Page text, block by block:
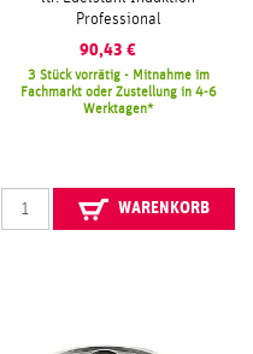
Professional
90,43 €
3 Stück vorrätig - Mitnahme im
Fachmarkt oder Zustellung in 4-6
Werktagen
WARENKORB